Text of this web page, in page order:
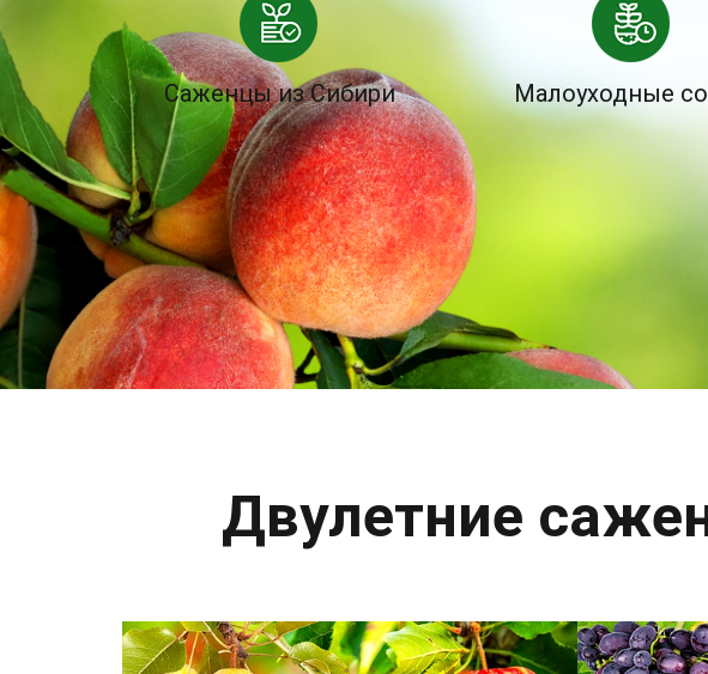
Саженцы из Сибири Малоуходные
Двулетние